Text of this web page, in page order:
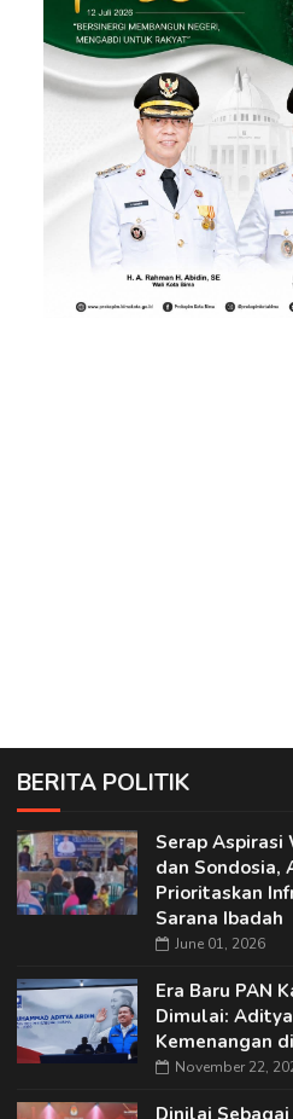
BERITA POLITIK
Serap Aspirasi
dan Sondosia,
Prioritaskan
Sarana Ibadah
June 01, 2026
Era Baru PAN
Dimulai:
Kemenangan
November 22,
Dinilai